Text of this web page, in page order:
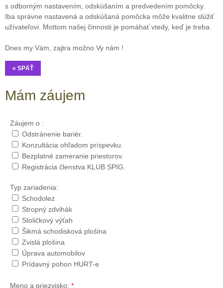
s odborným nastavením, odskúšaním a predvedením pomôcky.
Iba správne nastavená a odskúšaná pomôcka môže kvalitne slúžiť
užívateľovi. Mottom našej činnosti je pomáhať vtedy, keď je treba.
Dnes my Vám, zajtra možno Vy nám !
« SPÄŤ
Mám záujem
Záujem o :
Odstránenie bariér.
Konzultácia ohľadom príspevku.
Bezplatné zameranie priestorov.
Registrácia členstva KLUB SPIG.
Typ zariadenia:
Schodolez
Stropný zdvihák
Stoličkový výťah
Šikmá schodisková plošina
Zvislá plošina
Úprava automobilov
Prídavný pohon HURT-e
Meno a priezvisko: *